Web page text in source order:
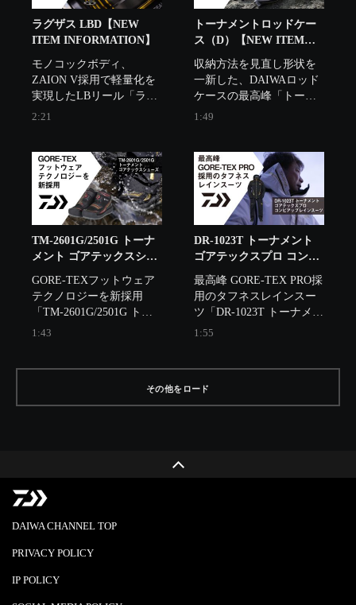
ラグザス LBD【NEW
ITEM INFORMATION】
モノコックボディ、
ZAION V採用で軽量化を
実現したLBリール「ラグ
ザス LBD」のご紹介で
2:21
トーナメントロッドケー
ス（D）【NEW ITEM
INFORMATION】
収納方法を見直し形状を
一新した、DAIWAロッド
ケースの最高峰「トーナ
メントロッドケース
1:49
TM-2601G/2501G トーナ
メント ゴアテックスシュ
INFORMATION】
GORE-TEXフットウェア
テクノロジーを新採用
「TM-2601G/2501G トー
ナメント ゴアテックスシ
1:43
DR-1023T トーナメント
ゴアテックスプロ コンビ
アップ レインスーツ
【NEW ITEM
INFORMATION】
最高峰 GORE-TEX PRO採
用のタフネスレインスー
ツ「DR-1023T トーナメン
ト ゴアテックスプロ コン
1:55
その他をロード
DAIWA CHANNEL TOP
PRIVACY POLICY
IP POLICY